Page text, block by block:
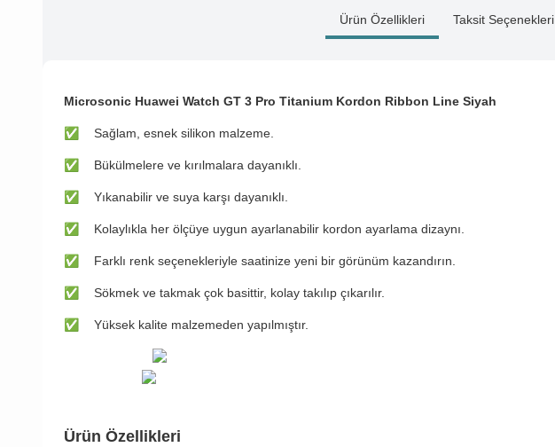
Ürün Özellikleri Taksit Seçenekleri
Microsonic Huawei Watch GT 3 Pro Titanium Kordon Ribbon Line Siyah
✅ Sağlam, esnek silikon malzeme.
✅ Bükülmelere ve kırılmalara dayanıklı.
✅ Yıkanabilir ve suya karşı dayanıklı.
✅ Kolaylıkla her ölçüye uygun ayarlanabilir kordon ayarlama dizaynı.
✅ Farklı renk seçenekleriyle saatinize yeni bir görünüm kazandırın.
✅ Sökmek ve takmak çok basittir, kolay takılıp çıkarılır.
✅ Yüksek kalite malzemeden yapılmıştır.
Ürün Özellikleri